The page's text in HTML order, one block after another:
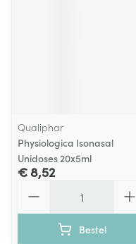
Qualiphar
Physiologica Isonasal
Unidoses 20x5ml
€ 8,52
Bestel